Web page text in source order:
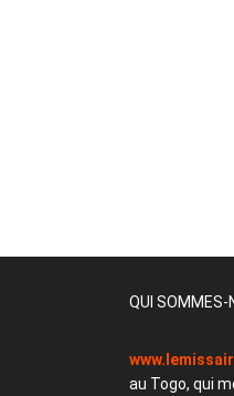
QUI SOMMES-
au Togo, qui